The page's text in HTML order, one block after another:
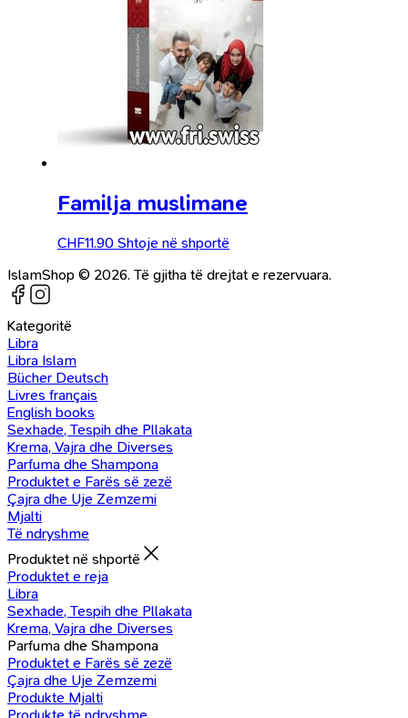
Familja muslimane
CHF11.90 Shtoje në shportë
IslamShop © 2026. Të gjitha të drejtat e rezervuara.
Kategoritë
Libra
Libra Islam
Bücher Deutsch
Livres français
English books
Sexhade, Tespih dhe Pllakata
Krema, Vajra dhe Diverses
Parfuma dhe Shampona
Produktet e Farës së zezë
Çajra dhe Uje Zemzemi
Mjalti
Të ndryshme
Produktet në shportë
Produktet e reja
Libra
Sexhade, Tespih dhe Pllakata
Krema, Vajra dhe Diverses
Parfuma dhe Shampona
Produktet e Farës së zezë
Çajra dhe Uje Zemzemi
Produkte Mjalti
Produkte të ndryshme